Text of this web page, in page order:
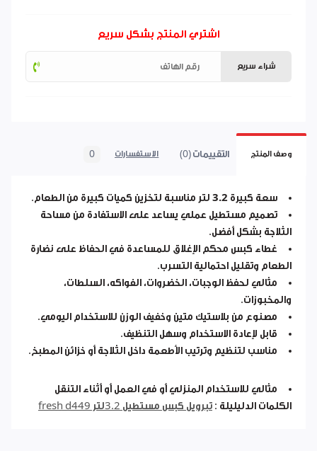
اشتري المنتج بشكل سريع
شراء سريع
وصف المنتج التقييمات (0) الاستفسارات 0
سعة كبيرة 3.2 لتر
مناسبة لتخزين كميات كبيرة من الطعام.
تصميم مستطيل عملي يساعد على الاستفادة من مساحة
الثلاجة بشكل أفضل.
غطاء كبس محكم الإغلاق للمساعدة في الحفاظ على نضارة
الطعام وتقليل احتمالية التسرب.
مثالي لحفظ الوجبات، الخضروات، الفواكه، السلطات،
والمخبوزات.
مصنوع من بلاستيك متين وخفيف الوزن للاستخدام اليومي.
قابل لإعادة الاستخدام وسهل التنظيف.
مناسب لتنظيم وترتيب الأطعمة داخل الثلاجة أو خزائن المطبخ.
مثالي للاستخدام المنزلي أو في العمل أو أثناء التنقل
الكلمات الدليليلة : تبرويل كبس مستطيل 3.2لتر fresh d449